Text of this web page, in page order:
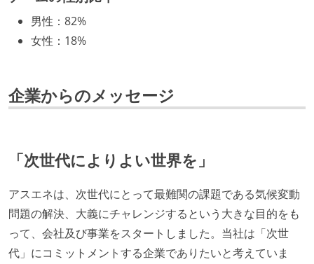
ついて話す場が設けられている
年収800万円以上のエンジニアに、マネジメントの役
技術カルチャー
取締役（社内）または執行役員として、エンジニアリ
ング部門の人間が経営に参加している
社外から登壇を依頼・指名を受けるようなエンジニア
が在籍している
エンジニアが自発的に外部のイベントやカンファレン
男性 ： 82%
女性 ： 18%
企業からのメッセージ
「次世代によりよい世界を」
アスエネは、次世代にとって最難関の課題である気候変動
問題の解決、大義にチャレンジするという大きな目的をも
って、会社及び事業をスタートしました。当社は「次世
代」にコミットメントする企業でありたいと考えていま